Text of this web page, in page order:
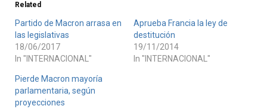
Related
Partido de Macron arrasa en
las legislativas
18/06/2017
In "INTERNACIONAL"
Aprueba Francia la ley de
destitución
19/11/2014
In "INTERNACIONAL"
Pierde Macron mayoría
parlamentaria, según
proyecciones